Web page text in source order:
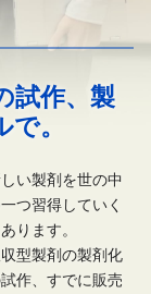
試作、製
。
い製剤を世の中
つ習得していく
ります。
型製剤の製剤化
作、すでに販売